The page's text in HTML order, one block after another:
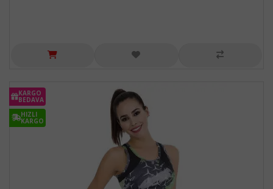
KARGO
BEDAVA
HIZLI
KARGO